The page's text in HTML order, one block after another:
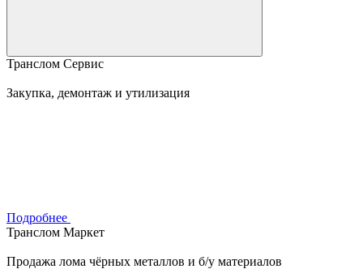
Транслом Сервис
Закупка, демонтаж и утилизация
Подробнее
Транслом Маркет
Продажа лома чёрных металлов и б/у материалов